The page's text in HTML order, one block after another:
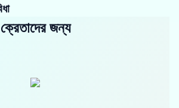
ক্রেতাদের জন্য